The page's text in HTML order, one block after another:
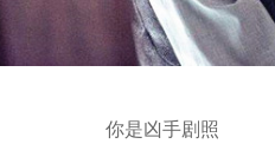
你是凶手剧照